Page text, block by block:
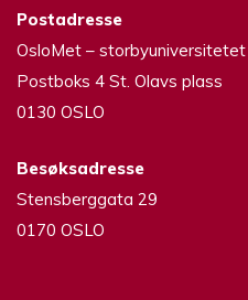
Postadresse
OsloMet – storbyuniversitetet
Postboks 4 St. Olavs plass
0130 OSLO
Besøksadresse
Stensberggata 29
0170 OSLO